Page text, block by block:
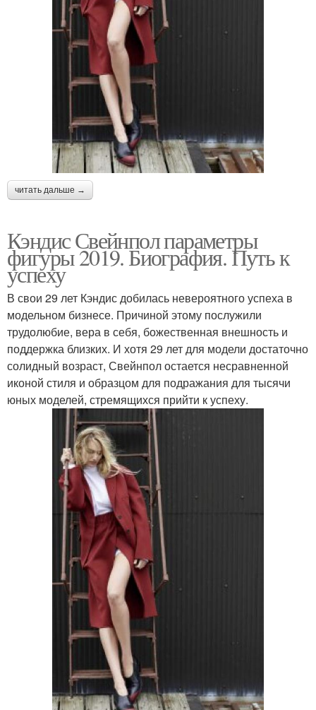
читать дальше →
Кэндис Свейнпол параметры
фигуры 2019. Биография. Путь к
успеху
В свои 29 лет Кэндис добилась невероятного успеха в
модельном бизнесе. Причиной этому послужили
трудолюбие, вера в себя, божественная внешность и
поддержка близких. И хотя 29 лет для модели достаточно
солидный возраст, Свейнпол остается несравненной
иконой стиля и образцом для подражания для тысячи
юных моделей, стремящихся прийти к успеху.